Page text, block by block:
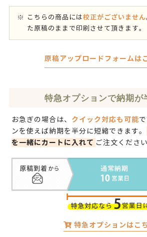
こちらの商品には校正がございません
た原稿のままで印刷させて頂きます。
原稿アップロードフォームは
特急オプションで納期が
お急ぎの場合は、 クイック対応も可能で
ンを使えば納期を半分に短縮できます。
を一緒にカートに入れて ご注文ください
特急オプションはこ